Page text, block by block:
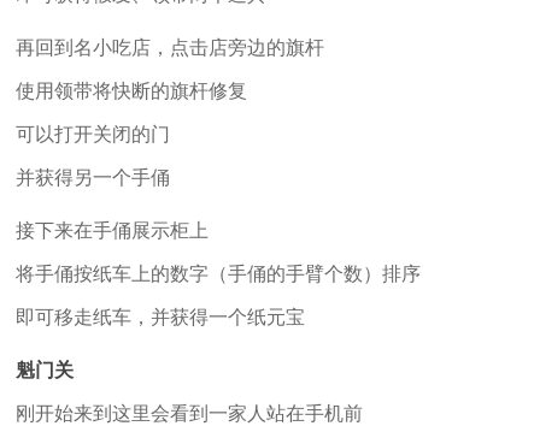
再回到名小吃店，点击店旁边的旗杆
使用领带将快断的旗杆修复
可以打开关闭的门
并获得另一个手俑
接下来在手俑展示柜上
将手俑按纸车上的数字（手俑的手臂个数）排序
即可移走纸车，并获得一个纸元宝
魁门关
刚开始来到这里会看到一家人站在手机前